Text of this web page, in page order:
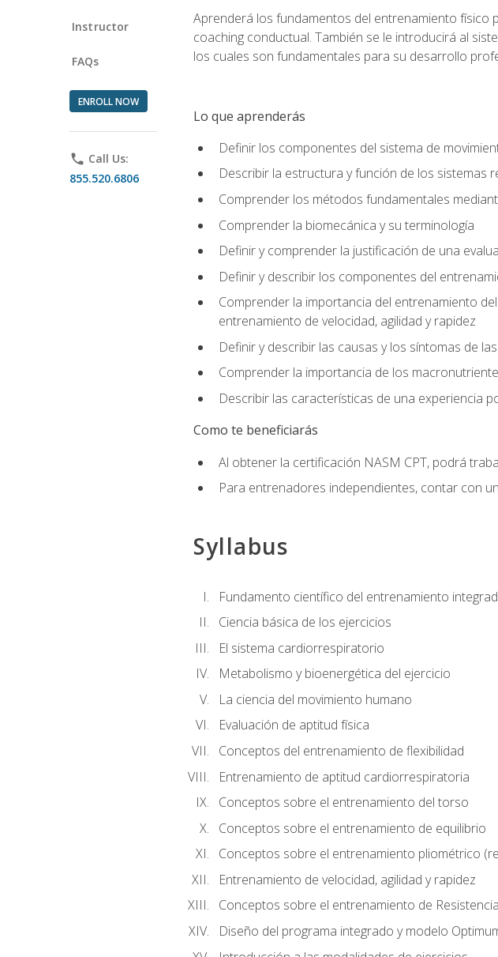
Instructor
FAQs
ENROLL NOW
phone Call Us:
855.520.6806
Aprenderá los fundamentos del entrenamiento físico
coaching conductual. También se le introducirá al
los cuales son fundamentales para su desarrollo
Lo que aprenderás
Definir los componentes del sistema de
Describir la estructura y función de los sistemas
Comprender los métodos fundamentales
Comprender la biomecánica y su terminología
Definir y comprender la justificación de una
Definir y describir los componentes del
Comprender la importancia del entrenamiento
entrenamiento de velocidad, agilidad y rapidez
Definir y describir las causas y los síntomas de
Comprender la importancia de los
Describir las características de una experiencia
Como te beneficiarás
Al obtener la certificación NASM CPT, podrá
Para entrenadores independientes, contar con
Syllabus
Fundamento científico del entrenamiento
Ciencia básica de los ejercicios
El sistema cardiorrespiratorio
Metabolismo y bioenergética del ejercicio
La ciencia del movimiento humano
Evaluación de aptitud física
Conceptos del entrenamiento de flexibilidad
Entrenamiento de aptitud cardiorrespiratoria
Conceptos sobre el entrenamiento del torso
Conceptos sobre el entrenamiento de equilibrio
Conceptos sobre el entrenamiento pliométrico
Entrenamiento de velocidad, agilidad y rapidez
Conceptos sobre el entrenamiento de Resistencia
Diseño del programa integrado y modelo